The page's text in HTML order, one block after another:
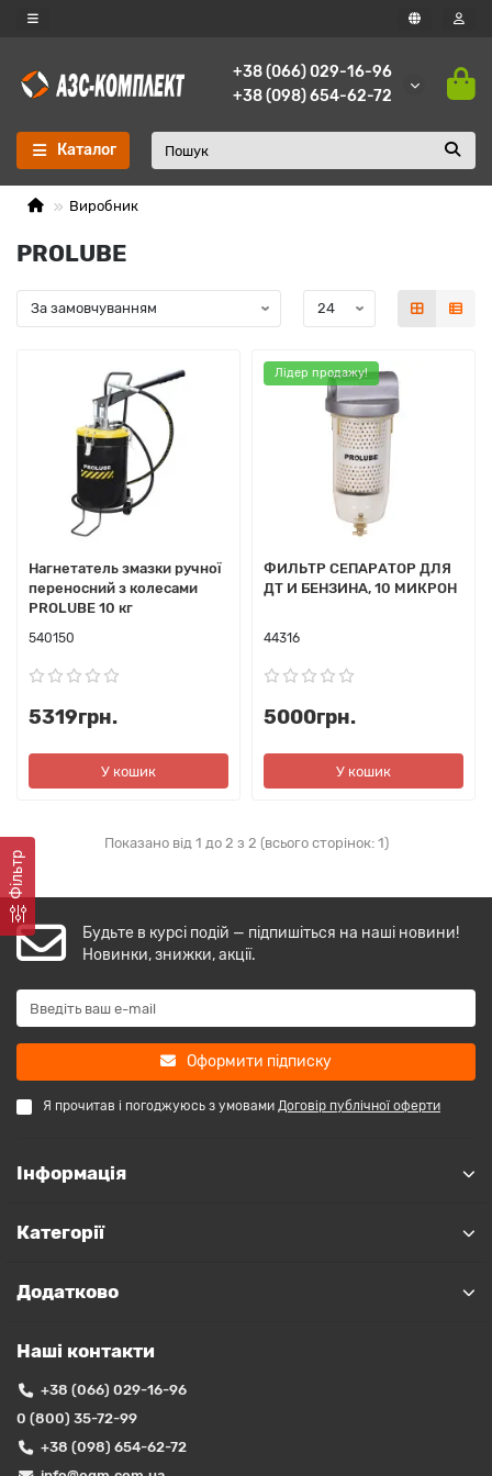
+38 (066) 029-16-96
+38 (098) 654-62-72
Каталог
Виробник
PROLUBE
Фільтр
Нагнетатель змазки ручної
переносний з колесами
PROLUBE 10 кг
540150
5319грн.
У кошик
Лідер продажу!
ФИЛЬТР СЕПАРАТОР ДЛЯ
ДТ И БЕНЗИНА, 10 МИКРОН
44316
5000грн.
У кошик
Показано від 1 до 2 з 2 (всього сторінок: 1)
Будьте в курсі подій — підпишіться на наші новини!
Новинки, знижки, акції.
Оформити підписку
Я прочитав і погоджуюсь з умовами Договір публічної оферти
Інформація
Категорії
Додатково
Наші контакти
+38 (066) 029-16-96
0 (800) 35-72-99
+38 (098) 654-62-72